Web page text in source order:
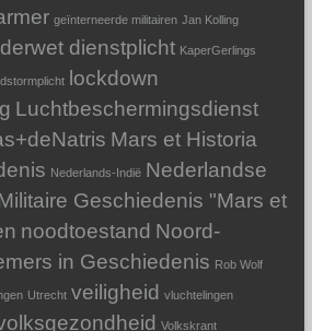
geïnterneerde militairen Jan Kolling
dienstplicht KaperGerlings
lockdown
Luchtbeschermingsdienst
Mars et Historia
Nederlands-Indië Nederlandse
Geschiedenis "Mars et
noodtoestand Noord-
in Geschiedenis Rob Wolf
Utrecht veiligheid vluchtelingen
Volkskrant